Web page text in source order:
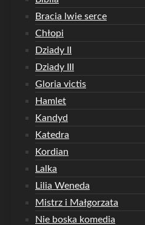
Bracia lwie serce
Chłopi
Dziady II
Dziady III
Gloria victis
Hamlet
Kandyd
Katedra
Kordian
Lalka
Lilia Weneda
Mistrz i Małgorzata
Nie boska komedia